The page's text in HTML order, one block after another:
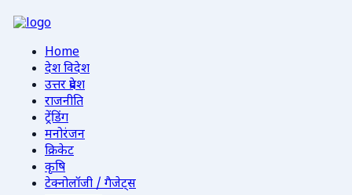
Home
देश विदेश
उत्तर प्रदेश
राजनीति
ट्रेंडिंग
मनोरंजन
क्रिकेट
कृषि
टेक्नोलॉजी / गैजेट्स